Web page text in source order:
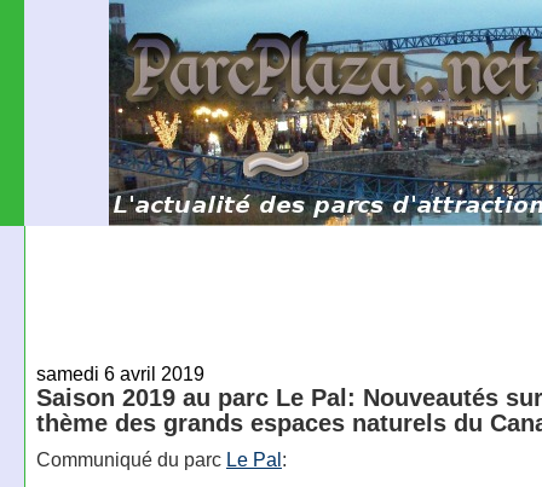
samedi 6 avril 2019
Saison 2019 au parc Le Pal: Nouveautés
thème des grands espaces naturels du
Communiqué du parc Le Pal: